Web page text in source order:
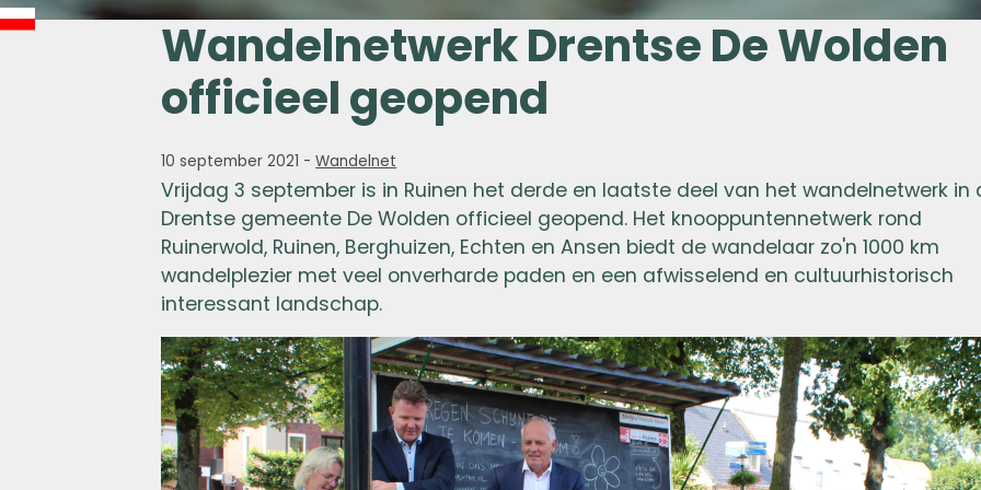
Wandelnetwerk Drentse De Wolden
officieel geopend
10 september 2021 -Wandelnet
Vrijdag 3 september is in Ruinen het derde en laatste deel van het wandelnetwerk in
Drentse gemeente De Wolden officieel geopend. Het knooppuntennetwerk rond
Ruinerwold, Ruinen, Berghuizen, Echten en Ansen biedt de wandelaar zo'n 1000 km
wandelplezier met veel onverharde paden en een afwisselend en cultuurhistorisch
interessant landschap.